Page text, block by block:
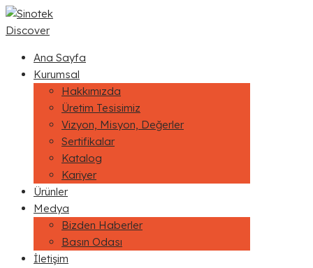
Discover
Ana Sayfa
Kurumsal
Hakkımızda
Üretim Tesisimiz
Vizyon, Misyon, Değerler
Sertifikalar
Katalog
Kariyer
Ürünler
Medya
Bizden Haberler
Basın Odası
İletişim